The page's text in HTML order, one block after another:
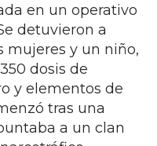
en un operativo
detuvieron a
mujeres y un niño,
dosis de
y elementos de
tras una
a un clan